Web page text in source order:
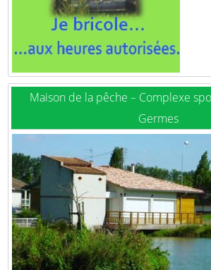
Maison de la pêche – Complexe
Germes